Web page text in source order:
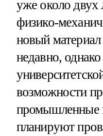
уже около двух
физико-
новый
недавно,
возможности
промышленные
планируют